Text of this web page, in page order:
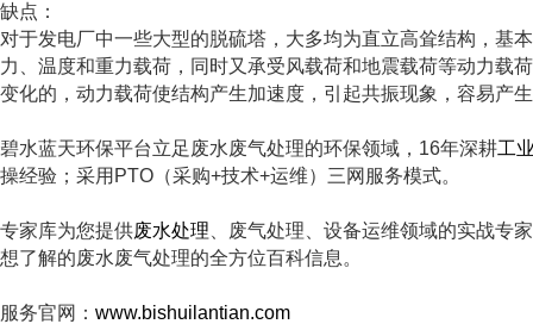
缺点：
对于发电厂中一些大型的脱硫塔，大多均为直立高耸结构，基
力、温度和重力载荷，同时又承受风载荷和地震载荷等动力载
变化的，动力载荷使结构产生加速度，引起共振现象，容易产
碧水蓝天环保平台立足废水废气处理的环保领域，16年深耕工
操经验；采用PTO（采购+技术+运维）三网服务模式。
专家库为您提供废水处理 、废气处理、设备运维领域的实战专
想了解的废水废气处理的全方位百科信息。
服务官网： www.bishuilantian.com